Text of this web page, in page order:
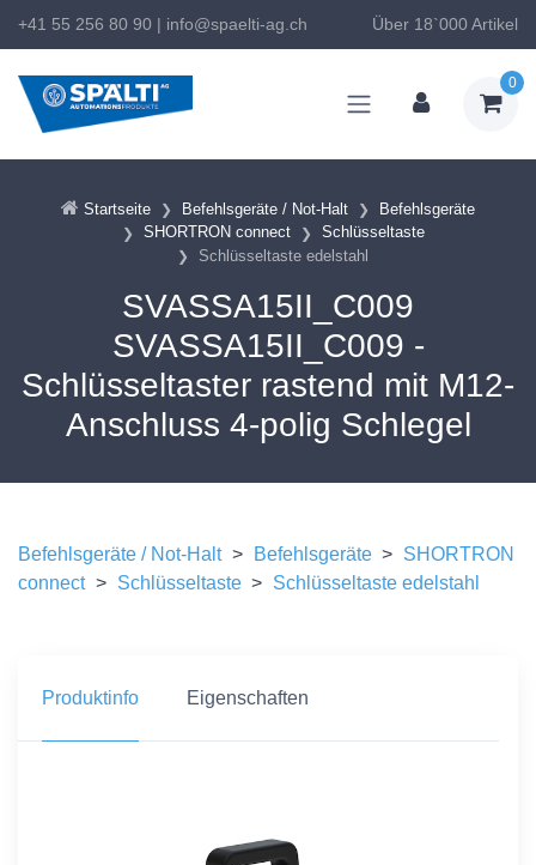
+41 55 256 80 90 | info@spaelti-ag.ch Über 18`000 Artikel
0
Startseite Befehlsgeräte / Not-Halt
Befehlsgeräte
SHORTRON connect
Schlüsseltaste
Schlüsseltaste edelstahl
SVASSA15II_C009
SVASSA15II_C009 -
Schlüsseltaster rastend mit M12-
Anschluss 4-polig Schlegel
Befehlsgeräte / Not-Halt > Befehlsgeräte > SHORTRON
connect > Schlüsseltaste > Schlüsseltaste edelstahl
Produktinfo Eigenschaften